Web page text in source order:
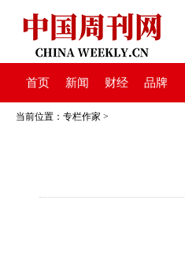
首页 新闻 财经 品牌
当前位置： 专栏作家 >